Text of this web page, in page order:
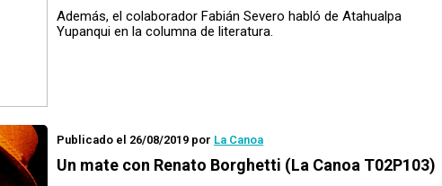
Además, el colaborador Fabián Severo habló de Atahualpa
Yupanqui en la columna de literatura.
Publicado el 26/08/2019 por La Canoa
Un mate con Renato Borghetti (La Canoa T02P103)